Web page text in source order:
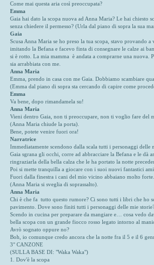
Come mai questa aria così preoccupata?
Emma
Gaia hai dato la scopa nuova ad Anna Maria? Le hai chiesto
senza chiedere il permesso? (Urla dal piano di sopra la sua
Gaia
Scusa Anna Maria se ho preso la tua scopa, stavo provando a
imitando la Befana e facevo finta di consegnare le calze ai
si è rotto. La mia mamma è andata a comprarne una nuova.
sia arrabbiata con me.
Anna Maria
Emma, prendo in casa con me Gaia. Dobbiamo scambiare
(Emma dal piano di sopra sta cercando di capire come
Emma
Va bene, dopo rimandamela su!
Anna Maria
Vieni dentro Gaia, non ti preoccupare, non ti voglio fare del
(Anna Maria chiude la porta).
Bene, potete venire fuori ora!
Narratrice
Immediatamente scendono dalla scala tutti i personaggi delle
Gaia sgrana gli occhi, corre ad abbracciare la Befana e le dà
ringraziarla della bella calza che le ha portato la notte
Poi si mette tranquilla a giocare con i suoi nuovi fantastici
Fuori dalla finestra i cani del mio vicino abbaiano molto forte.
(Anna Maria si sveglia di soprassalto).
Anna Maria
Chi è che fa tutto questo rumore? Ci sono tutti i libri che ho
pavimento. Dove sono finiti tutti i personaggi delle mie
Scendo in cucina per preparare da mangiare e… cosa vedo
bella scopa con un grande fiocco rosso legato intorno al
Avrò sognato oppure no?
Boh, io comunque credo ancora che la notte fra il 5 e il 6
3° CANZONE
(SULLA BASE DI: "Waka Waka")
1. Dov'è la scopa